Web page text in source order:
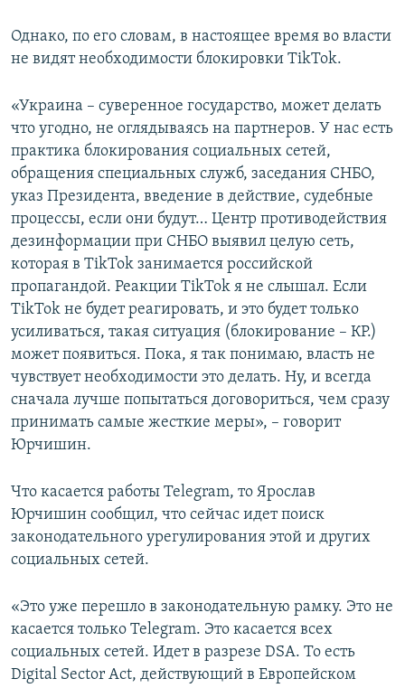
Однако, по его словам, в настоящее время во власти
не видят необходимости блокировки TikTok.
«Украина – суверенное государство, может делать
что угодно, не оглядываясь на партнеров. У нас есть
практика блокирования социальных сетей,
обращения специальных служб, заседания СНБО,
указ Президента, введение в действие, судебные
процессы, если они будут… Центр противодействия
дезинформации при СНБО выявил целую сеть,
которая в TikTok занимается российской
пропагандой. Реакции TikTok я не слышал. Если
TikTok не будет реагировать, и это будет только
усиливаться, такая ситуация (блокирование – КР.)
может появиться. Пока, я так понимаю, власть не
чувствует необходимости это делать. Ну, и всегда
сначала лучше попытаться договориться, чем сразу
принимать самые жесткие меры», – говорит
Юрчишин.
Что касается работы Telegram, то Ярослав
Юрчишин сообщил, что сейчас идет поиск
законодательного урегулирования этой и других
социальных сетей.
«Это уже перешло в законодательную рамку. Это не
касается только Telegram. Это касается всех
социальных сетей. Идет в разрезе DSA. То есть
Digital Sector Act, действующий в Европейском